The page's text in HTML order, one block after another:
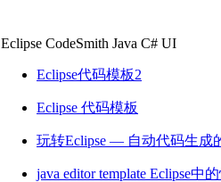
SQL WHERE子句简介
Eclipse CodeSmith Java C# UI
Eclipse代码模板2
Eclipse 代码模板
玩转Eclipse — 自动代码生成
java editor template Eclipse中